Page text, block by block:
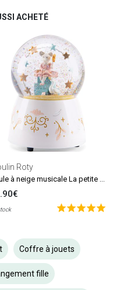
ACHETÉ
Roty
Coffre à jouets
fille